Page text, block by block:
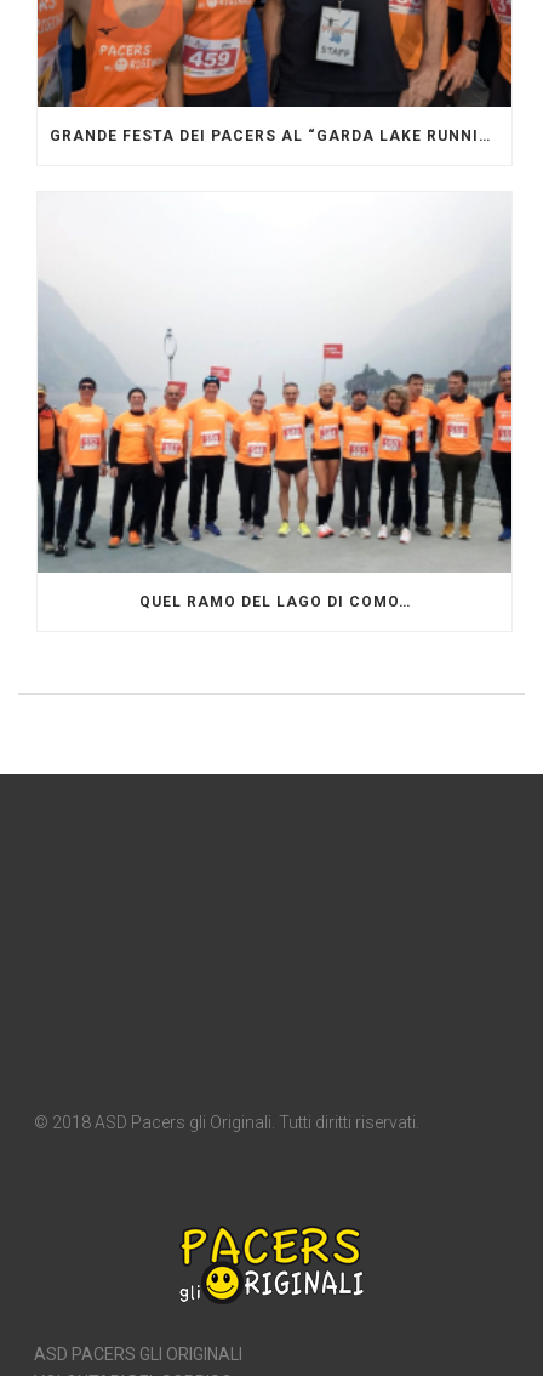
GRANDE FESTA DEI PACERS AL “GARDA LAKE RUNNING FESTIVAL”
QUEL RAMO DEL LAGO DI COMO…
© 2018 ASD Pacers gli Originali. Tutti diritti riservati.
ASD PACERS GLI ORIGINALI